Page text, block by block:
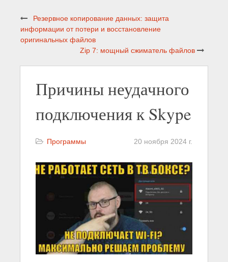
Резервное копирование данных: защита
информации от потери и восстановление
оригинальных файлов
Zip 7: мощный сжиматель файлов
Причины неудачного
подключения к Skype
Программы 20 ноября 2024 г.